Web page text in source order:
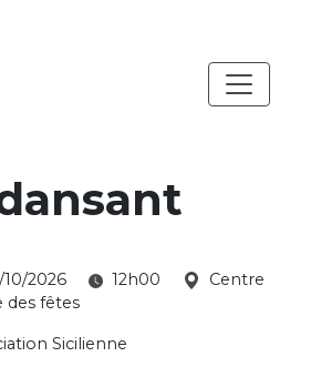
10/2026 12h00
Centre
des fêtes
Sicilienne